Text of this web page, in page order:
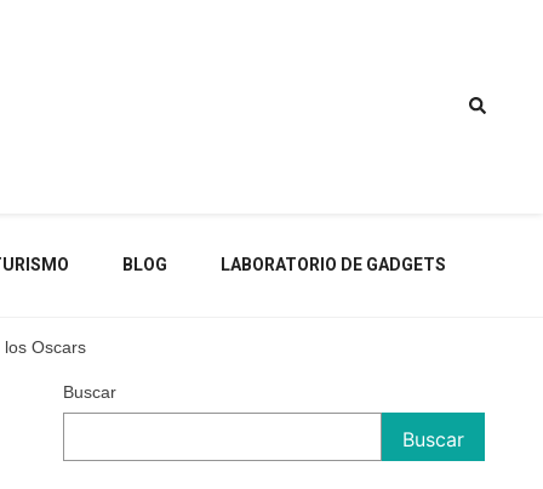
BLOG LABORATORIO DE GADGETS
Oscars
Buscar
Buscar